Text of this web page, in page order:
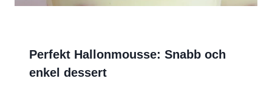
Perfekt Hallonmousse: Snabb och
enkel dessert